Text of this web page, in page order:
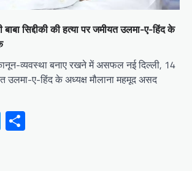
बाबा सिद्दीकी की हत्या पर जमीयत उलमा-ए-हिंद के
व्यवस्था बनाए रखने में असफल नई दिल्ली, 14
ए-हिंद के अध्यक्ष मौलाना महमूद असद
Twitter